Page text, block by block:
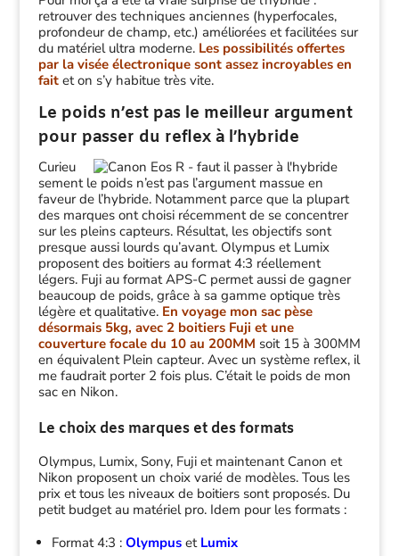
retrouver des techniques anciennes (hyperfocales,
profondeur de champ, etc.) améliorées et facilitées sur
du matériel ultra moderne. Les possibilités offertes
par la visée électronique sont assez incroyables en
faitet on s’y habitue très vite.
Le poids n’est pas le meilleur argument
pour passer du reflex à l’hybride
Curieu
sement le poids n’est pas l’argument massue en
faveur de l’hybride. Notamment parce que la plupart
des marques ont choisi récemment de se concentrer
sur les pleins capteurs. Résultat, les objectifs sont
presque aussi lourds qu’avant. Olympus et Lumix
proposent des boitiers au format 4:3 réellement
légers. Fuji au format APS-C permet aussi de gagner
beaucoup de poids, grâce à sa gamme optique très
légère et qualitative. En voyage mon sac pèse
désormais 5kg, avec 2 boitiers Fuji et une
couverture focale du 10 au 200MM soit 15 à 300MM
en équivalent Plein capteur. Avec un système reflex, il
me faudrait porter 2 fois plus. C’était le poids de mon
sac en Nikon.
Le choix des marques et des formats
Olympus, Lumix, Sony, Fuji et maintenant Canon et
Nikon proposent un choix varié de modèles. Tous les
prix et tous les niveaux de boitiers sont proposés. Du
petit budget au matériel pro. Idem pour les formats :
Format 4:3 : Olympuset Lumix